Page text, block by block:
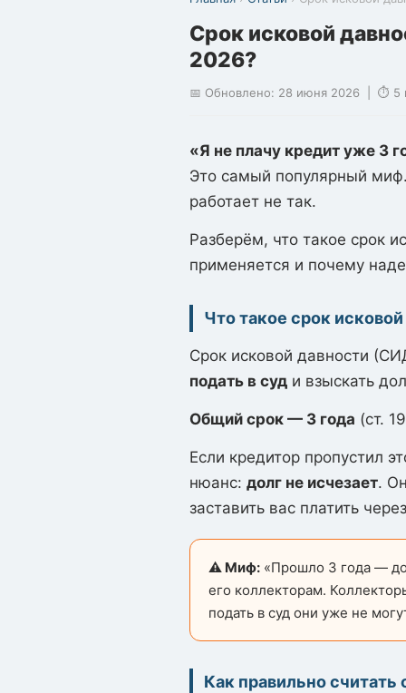
Срок исковой
2026?
📅 Обновлено: 28 июня 2026 | ⏱ 5
«Я не плачу кредит уже 3
Это самый популярный
работает не так.
Разберём, что такое срок
применяется и почему
Что такое срок
Срок исковой давности
подать в суд и взыскать
Общий срок — 3 года (ст.
Если кредитор пропустил
нюанс: долг не исчезает.
заставить вас платить
⚠️ Миф: «Прошло 3 года —
его коллекторам.
подать в суд они уже не
Как правильно считать